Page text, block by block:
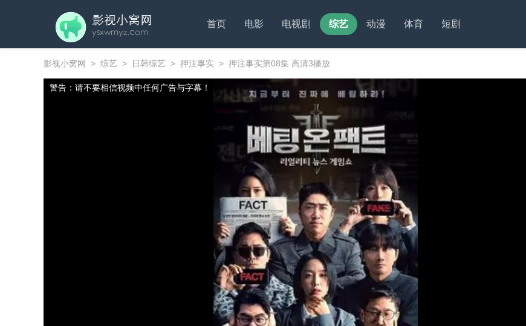
首页 电影 电视剧 综艺 动漫 体育 短剧
影视小窝网 > 综艺 > 日韩综艺 > 押注事实 > 押注事实第08集 高清3播放
警告：请不要相信视频中任何广告与字幕！